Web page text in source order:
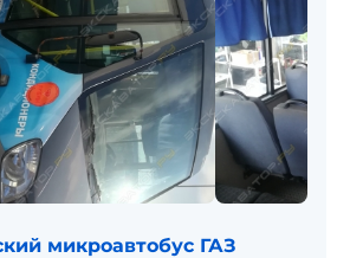
микроавтобус ГАЗ